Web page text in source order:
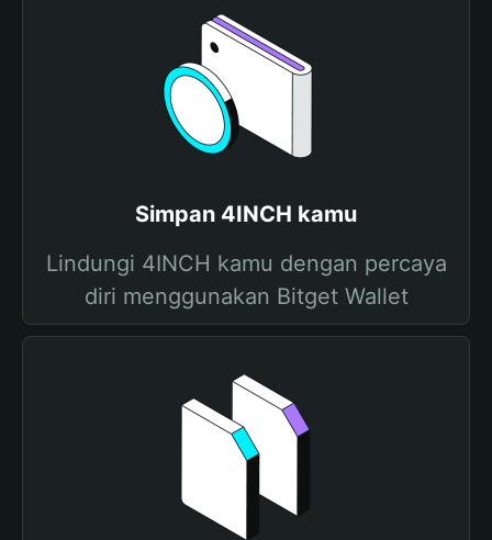
Simpan 4INCH kamu
Lindungi 4INCH kamu dengan percaya
diri menggunakan Bitget Wallet